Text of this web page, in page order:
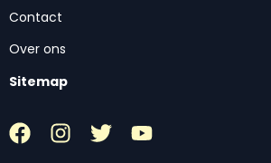
Contact
Over ons
Sitemap